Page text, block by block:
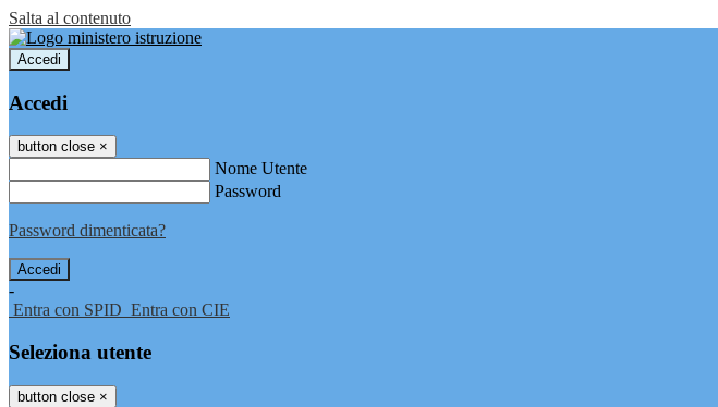
Salta al contenuto
Accedi
Accedi
button close ×
Nome Utente
Password
Password dimenticata?
-
Entra con SPID Entra con CIE
Seleziona utente
button close ×